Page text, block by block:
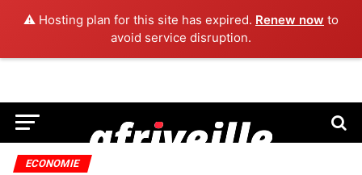
⚠️ Hosting plan for this site has expired. Renew now to
avoid service disruption.
ECONOMIE